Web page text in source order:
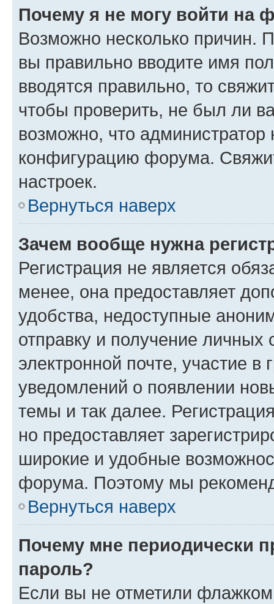
Почему я не могу войти на
Возможно несколько причин.
вы правильно вводите имя
вводятся правильно, то
чтобы проверить, не был ли
возможно, что администратор
конфигурацию форума.
настроек.
Вернуться наверх
Зачем вообще нужна
Регистрация не является
менее, она предоставляет
удобства, недоступные
отправку и получение
электронной почте, участие в
уведомлений о появлении
темы и так далее.
но предоставляет
широкие и удобные
форума. Поэтому мы
Вернуться наверх
Почему мне периодически
пароль?
Если вы не отметили флажком